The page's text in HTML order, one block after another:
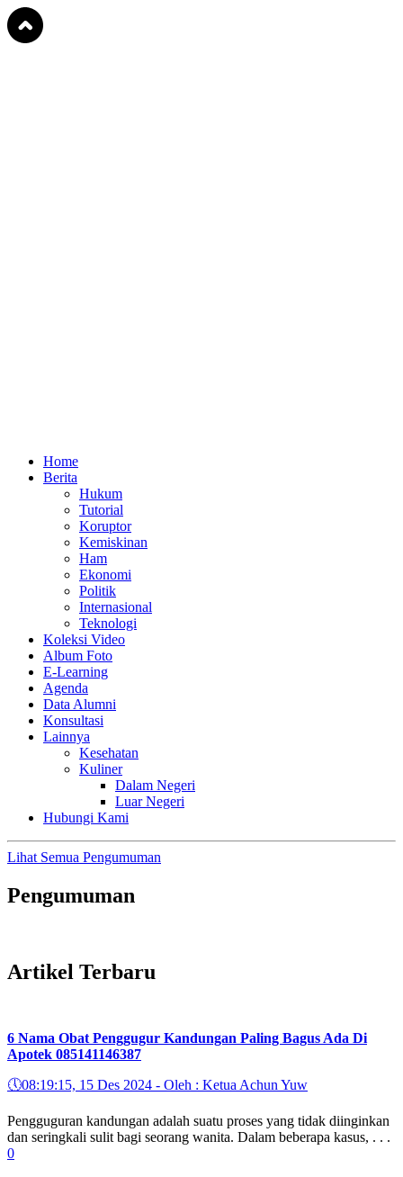
Home
Berita
Hukum
Tutorial
Koruptor
Kemiskinan
Ham
Ekonomi
Politik
Internasional
Teknologi
Koleksi Video
Album Foto
E-Learning
Agenda
Data Alumni
Konsultasi
Lainnya
Kesehatan
Kuliner
Dalam Negeri
Luar Negeri
Hubungi Kami
Lihat Semua Pengumuman
Pengumuman
Artikel Terbaru
6 Nama Obat Penggugur Kandungan Paling Bagus Ada Di
Apotek 085141146387
🕔08:19:15, 15 Des 2024 - Oleh : Ketua Achun Yuw
Pengguguran kandungan adalah suatu proses yang tidak diinginkan
dan seringkali sulit bagi seorang wanita. Dalam beberapa kasus, . . .
0